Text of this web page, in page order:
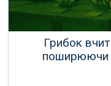
Грибок
поширюючи